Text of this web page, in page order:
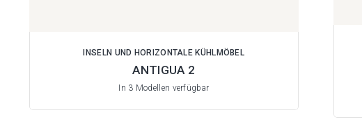
INSELN UND HORIZONTALE KÜHLMÖBEL
ANTIGUA 2
In 3 Modellen verfügbar